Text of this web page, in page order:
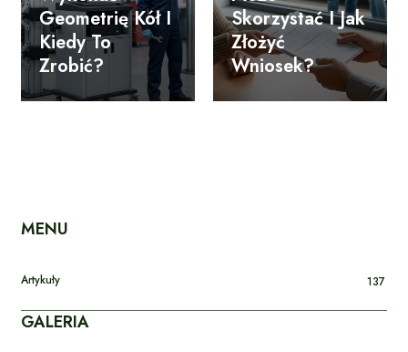
Geometrię Kół I
Kiedy To
Zrobić?
Skorzystać I Jak
Złożyć
Wniosek?
MENU
Artykuły 137
GALERIA